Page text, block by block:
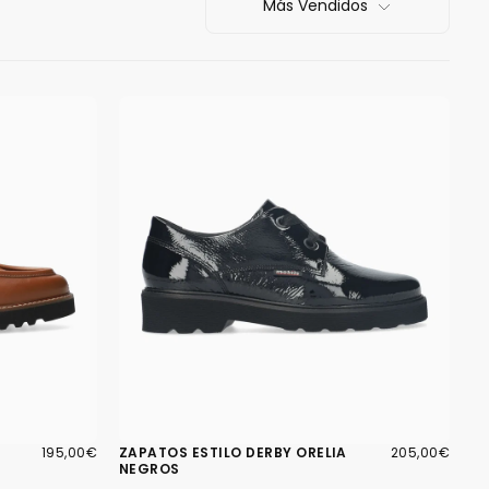
Más Vendidos
195,00€
PRECIO
195,00€
ZAPATOS ESTILO DERBY ORELIA
NEGROS
205,00€
PRECIO
205,00€